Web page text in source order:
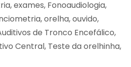
,exames, Fonoaudiologia,
,orelha,ouvido,
de Tronco Encefálico,
Central, Teste da orelhinha,